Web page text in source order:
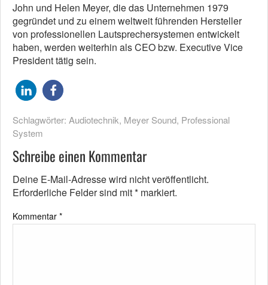
John und Helen Meyer, die das Unternehmen 1979
gegründet und zu einem weltweit führenden Hersteller
von professionellen Lautsprechersystemen entwickelt
haben, werden weiterhin als CEO bzw. Executive Vice
President tätig sein.
Schlagwörter: Audiotechnik, Meyer Sound, Professional
System
Schreibe einen Kommentar
Deine E-Mail-Adresse wird nicht veröffentlicht.
Erforderliche Felder sind mit* markiert.
Kommentar *